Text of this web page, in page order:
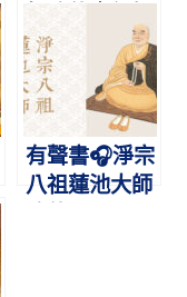
典範，攝禪教
而歸淨土
有聲書🎧淨宗
八祖蓮池大師